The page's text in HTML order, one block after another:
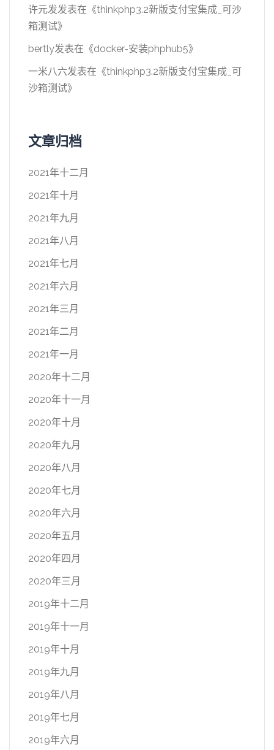
许元发发表在《thinkphp3.2新版支付宝集成_可沙
箱测试》
bertly发表在《docker-安装phphub5》
一米八六发表在《thinkphp3.2新版支付宝集成_可
沙箱测试》
文章归档
2021年十二月
2021年十月
2021年九月
2021年八月
2021年七月
2021年六月
2021年三月
2021年二月
2021年一月
2020年十二月
2020年十一月
2020年十月
2020年九月
2020年八月
2020年七月
2020年六月
2020年五月
2020年四月
2020年三月
2019年十二月
2019年十一月
2019年十月
2019年九月
2019年八月
2019年七月
2019年六月